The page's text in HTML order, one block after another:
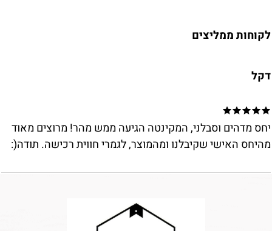
לקוחות ממליצים
דקל
יחס מדהים וסבלני, המקינטה הגיעה ממש מהר! מרוצים מאוד
מהיחס האישי שקיבלנו ומהמוצר, לגמרי חווית רכישה. תודה(: